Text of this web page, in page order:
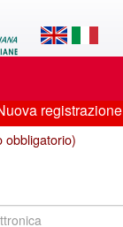
registrazione
obbligatorio)